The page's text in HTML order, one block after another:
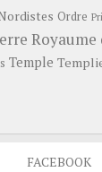
Ordre
Royaume
Temple
FACEBOOK